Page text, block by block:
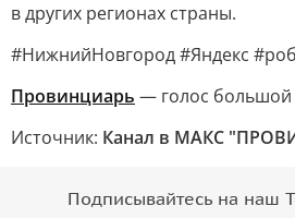
в других регионах страны.
#НижнийНовгород #Яндекс
Провинциарь — голос большой
Источник: Канал в МАКС
Подписывайтесь на наш